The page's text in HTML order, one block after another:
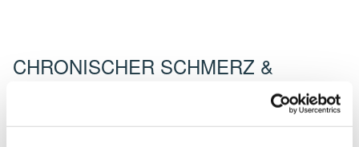
CHRONISCHER SCHMERZ &
Webinar: Wenn Körper und Geist